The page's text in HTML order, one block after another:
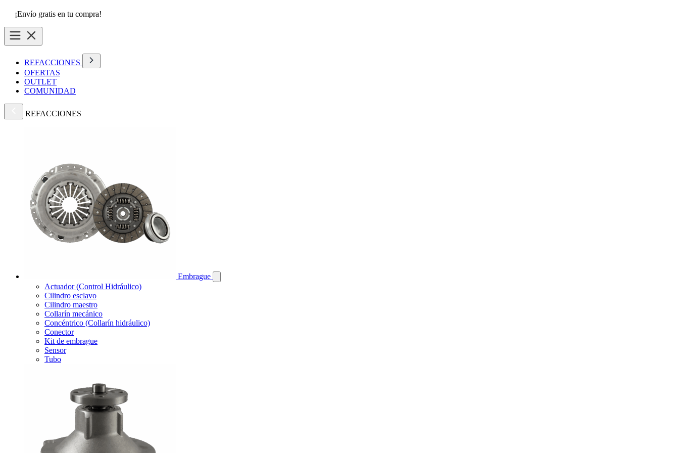
¡Envío gratis en tu compra!
REFACCIONES
OFERTAS
OUTLET
COMUNIDAD
REFACCIONES
Embrague
Actuador (Control Hidráulico)
Cilindro esclavo
Cilindro maestro
Collarín mecánico
Concéntrico (Collarín hidráulico)
Conector
Kit de embrague
Sensor
Tubo